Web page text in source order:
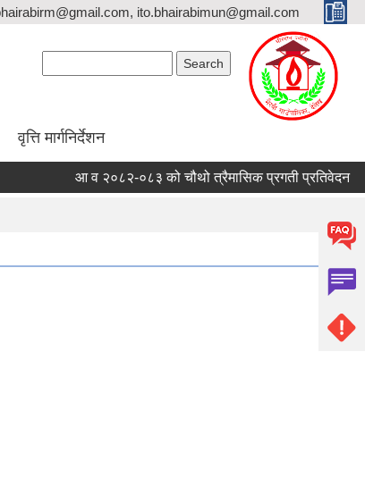
ito.bhairabimun@gmail.com
वृत्ति मार्गनिर्देशन
आ व २०८२-०८३ को चौथो त्रैमासिक प्रगती प्रतिवेदन